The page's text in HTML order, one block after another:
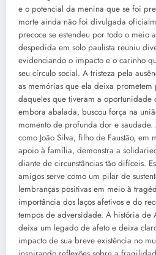
e o potencial da menina que se foi
morte ainda não foi divulgada
precoce se estendeu por todo o meio
despedida em solo paulista reuniu
evidenciando o impacto e o carinho
seu círculo social. A tristeza pela
as memórias que ela deixa prometem
daqueles que tiveram a oportunidade
embora abalada, buscou força na
momento de profunda dor e
como João Silva, filho de Faustão, em
apoio à família, demonstra a
diante de circunstâncias tão difíceis.
amigos serve como um pilar de
lembranças positivas em meio à
importância dos laços afetivos e do
tempos de adversidade. A história de
deixa um legado de afeto e deixa
impacto de sua breve existência no